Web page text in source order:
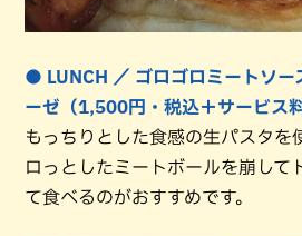
● LUNCH ／ ゴロゴロミートソー
ーゼ（1,500円・税込＋サービス
もっちりとした食感の生パスタを
ロっとしたミートボールを崩して
て食べるのがおすすめです。